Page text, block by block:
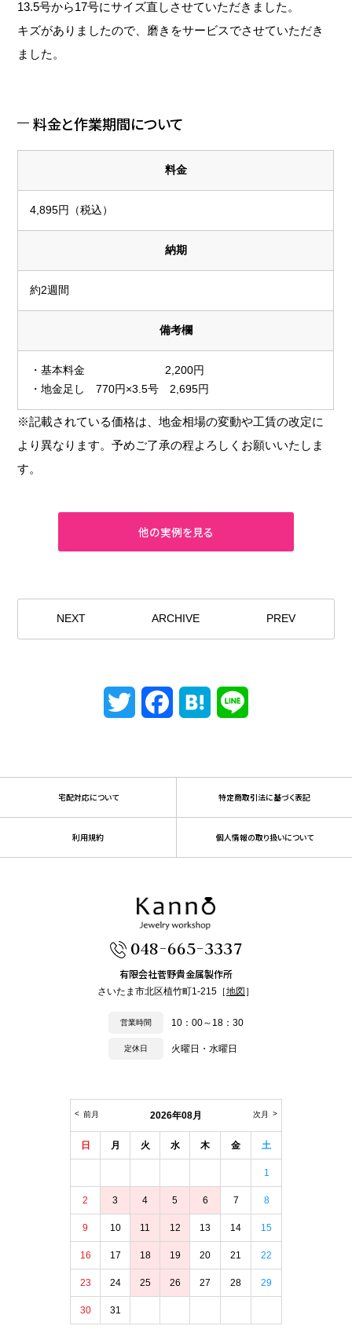
13.5号から17号にサイズ直しさせていただきました。
キズがありましたので、磨きをサービスでさせていただき
ました。
料金と作業期間について
料金
4,895円（税込）
納期
約2週間
備考欄
・基本料金 2,200円
・地金足し 770円×3.5号 2,695円
※記載されている価格は、地金相場の変動や工賃の改定に
より異なります。予めご了承の程よろしくお願いいたしま
す。
NEXT ARCHIVE PREV
Twitter FacebookHatena
宅配対応について 特定商取引法に基づく表記
利用規約 個人情報の取り扱いについて
048-665-3337
有限会社菅野貴金属製作所
さいたま市北区植竹町1-215［地図 ］
営業時間 10：00～18：30
定休日 火曜日・水曜日
2026年08月
前月 次月
日 月 火 水 木 金 土
1
2 3 4 5 6 7 8
9 10 11 12 13 14 15
16 17 18 19 20 21 22
23 24 25 26 27 28 29
30 31